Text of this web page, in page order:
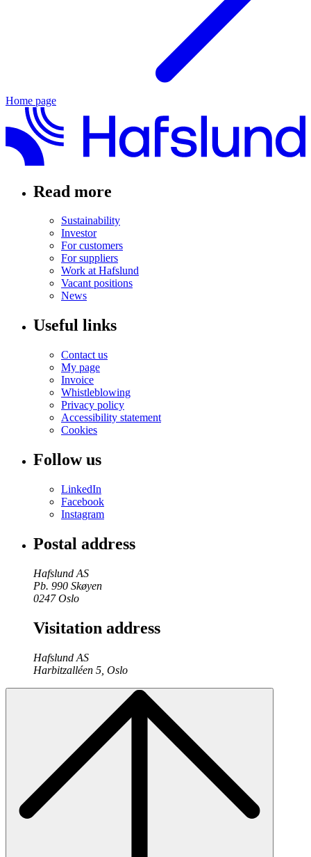
Home page
Read more
Sustainability
Investor
For customers
For suppliers
Work at Hafslund
Vacant positions
News
Useful links
Contact us
My page
Invoice
Whistleblowing
Privacy policy
Accessibility statement
Cookies
Follow us
LinkedIn
Facebook
Instagram
Postal address
Hafslund AS
Pb. 990 Skøyen
0247 Oslo
Visitation address
Hafslund AS
Harbitzalléen 5, Oslo